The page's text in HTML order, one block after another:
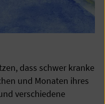
dass schwer kranke
und Monaten ihres
verschiedene